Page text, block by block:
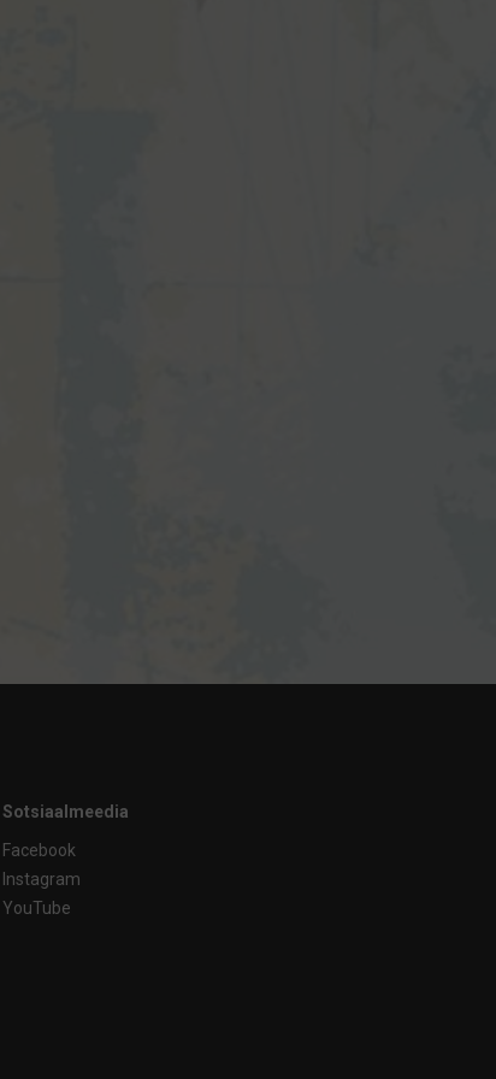
Sotsiaalmeedia
Facebook
Instagram
YouTube